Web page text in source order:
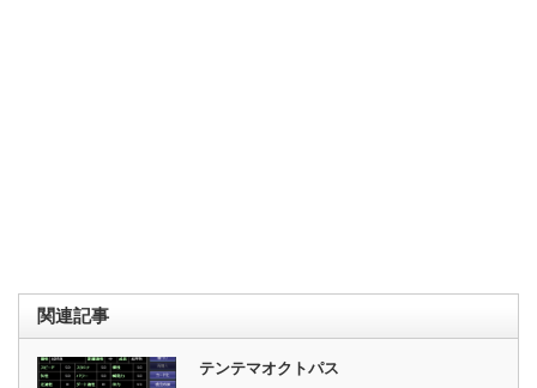
関連記事
テンテマオクトパス